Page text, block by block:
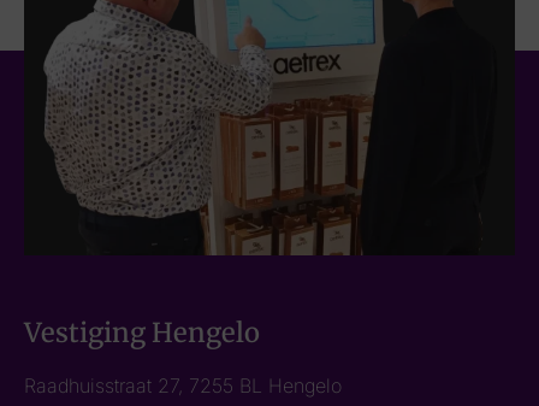
Vestiging Hengelo
Raadhuisstraat 27, 7255 BL Hengelo